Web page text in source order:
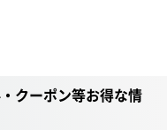
クーポン等お得な情